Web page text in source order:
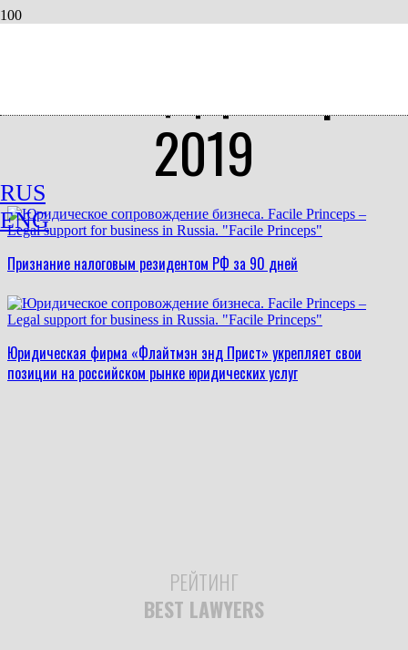
RUS
ENG
2019
Признание налоговым резидентом РФ за 90 дней
Юридическая фирма «Флайтмэн энд Прист» укрепляет свои
позиции на российском рынке юридических услуг
РЕЙТИНГ
BEST LAWYERS